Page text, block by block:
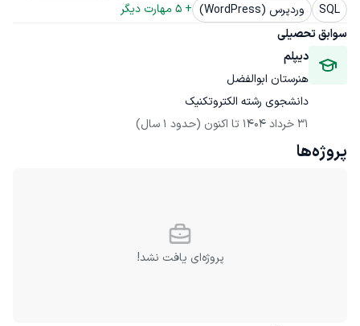
SQL
وردپرس (WordPress) +
5 مهارت دیگر
سوابق تحصیلی
دیپلم
هنرستان ابوالفضل
دانشجوی رشته الکتروتکنیک
31 خرداد 1404
تا اکنون (حدود 1 سال)
پروژه‌ها
پروژه‌ای یافت نشد!